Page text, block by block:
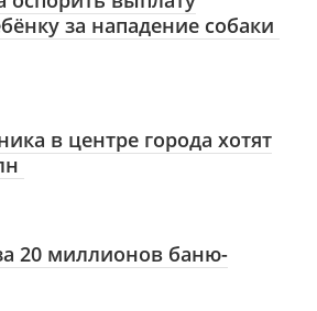
за нападение собаки
в центре города хотят
20 миллионов баню-